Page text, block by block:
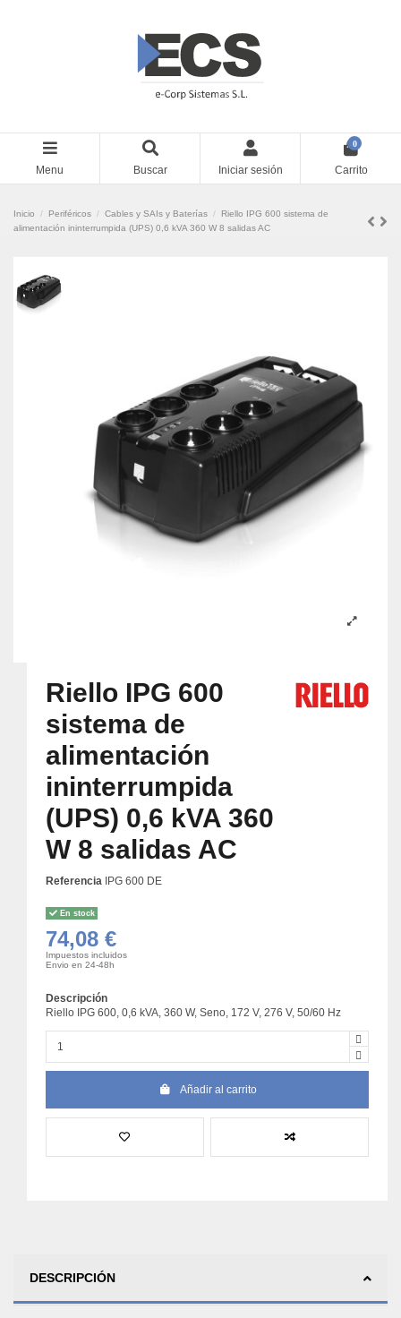
Menu Buscar Iniciar sesión
0
Carrito
Inicio Periféricos Cables y SAIs y Baterías
Riello IPG 600 sistema de
alimentación ininterrumpida (UPS) 0,6 kVA 360 W 8 salidas AC
Riello IPG 600
sistema de
alimentación
ininterrumpida
(UPS) 0,6 kVA 360
W 8 salidas AC
Referencia IPG 600 DE
En stock
74,08 €
Impuestos incluidos
Envio en 24-48h
Descripción
Riello IPG 600, 0,6 kVA, 360 W, Seno, 172 V, 276 V, 50/60 Hz
Añadir al carrito
DESCRIPCIÓN